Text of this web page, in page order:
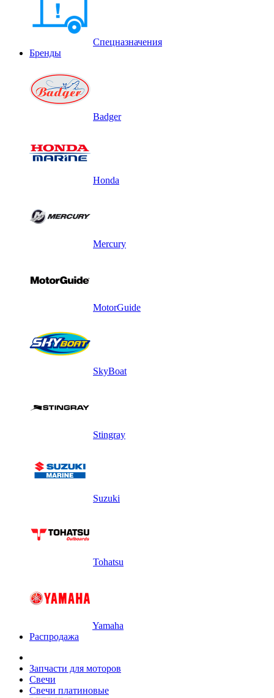
Спецназначения
Бренды
Badger
Honda
Mercury
MotorGuide
SkyBoat
Stingray
Suzuki
Tohatsu
Yamaha
Распродажа
Запчасти для моторов
Свечи
Свечи платиновые